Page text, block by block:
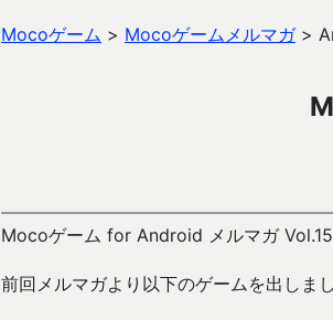
Mocoゲーム > Mocoゲームメルマガ>
Mocoゲーム for Android メルマガ Vol.15
前回メルマガより以下のゲームを出しまし